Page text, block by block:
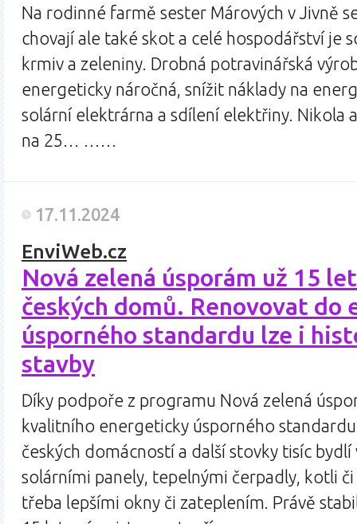
Na rodinné farmě sester Márových v Jivně
chovají ale také skot a celé hospodářství je
krmiv a zeleniny. Drobná potravinářská
energeticky náročná, snížit náklady na
solární elektrárna a sdílení elektřiny. Nikola
na 25… ……
17.11.2024
EnviWeb.cz
Nová zelená úsporám už 15
českých domů. Renovovat do
úsporného standardu lze i
stavby
Díky podpoře z programu Nová zelená
kvalitního energeticky úsporného
českých domácností a další stovky tisíc
solárními panely, tepelnými čerpadly, kotli
třeba lepšími okny či zateplením. Právě